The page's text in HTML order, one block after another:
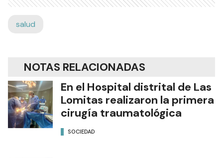
salud
NOTAS RELACIONADAS
En el Hospital distrital de Las
Lomitas realizaron la primera
cirugía traumatológica
SOCIEDAD